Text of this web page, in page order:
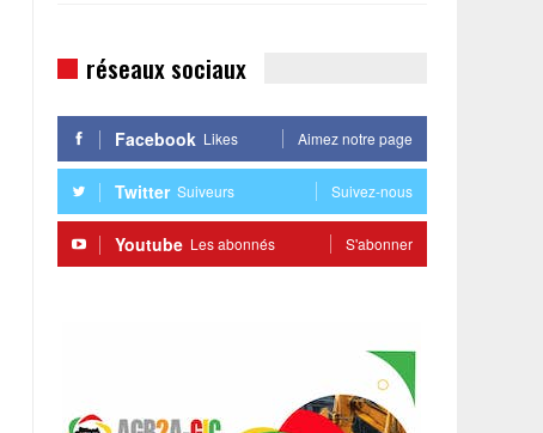
réseaux sociaux
Facebook Likes Aimez notre page
Twitter Suiveurs Suivez-nous
Youtube Les abonnés S'abonner